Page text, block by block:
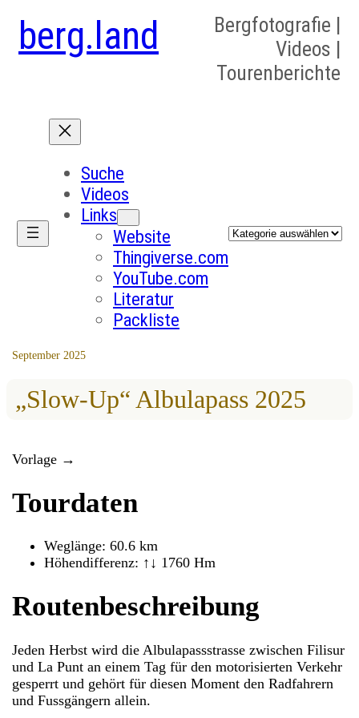
berg.land
Bergfotografie |
Videos |
Tourenberichte
Suche
Videos
Links
Website
Thingiverse.com
YouTube.com
Literatur
Packliste
Kategorien
September 2025
„Slow-Up“ Albulapass 2025
Vorlage →
Tourdaten
Weglänge: 60.6 km
Höhendifferenz: ↑↓ 1760 Hm
Routenbeschreibung
Jeden Herbst wird die Albulapassstrasse zwischen Filisur
und La Punt an einem Tag für den motorisierten Verkehr
gesperrt und gehört für diesen Moment den Radfahrern
und Fussgängern allein.